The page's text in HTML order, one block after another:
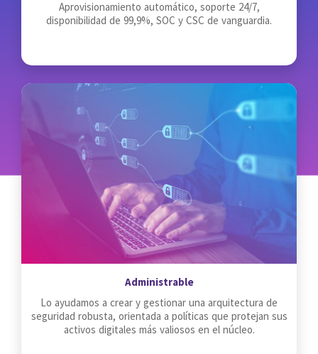
Aprovisionamiento automático, soporte 24/7,
disponibilidad de 99,9%, SOC y CSC de vanguardia.
Administrable
Lo ayudamos a crear y gestionar una arquitectura de
seguridad robusta, orientada a políticas que protejan sus
activos digitales más valiosos en el núcleo.